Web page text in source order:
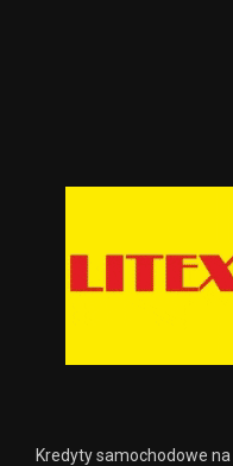
Kredyty samochodowe na